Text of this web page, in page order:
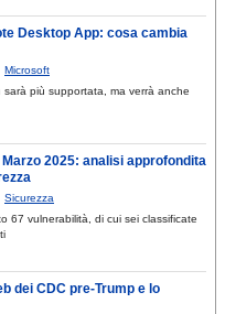
Desktop App: cosa cambia
Microsoft
più supportata, ma verrà anche
2025: analisi approfondita
Sicurezza
67 vulnerabilità, di cui sei classificate
dei CDC pre-Trump e lo